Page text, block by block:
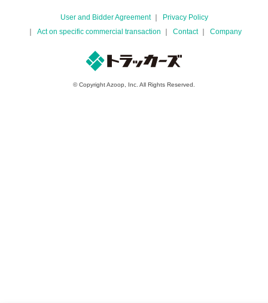
User and Bidder Agreement
Privacy Policy
Act on specific commercial transaction
Contact Company
© Copyright Azoop, Inc. All Rights Reserved.